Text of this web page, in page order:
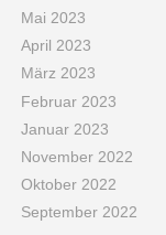
Mai 2023
April 2023
März 2023
Februar 2023
Januar 2023
November 2022
Oktober 2022
September 2022